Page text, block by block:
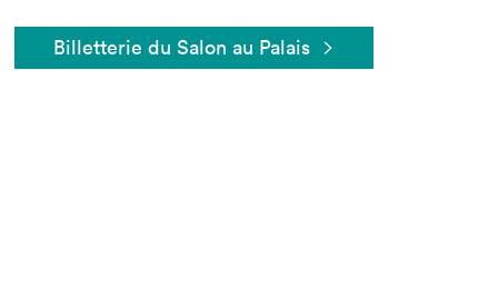
Billetterie du Salon au Palais